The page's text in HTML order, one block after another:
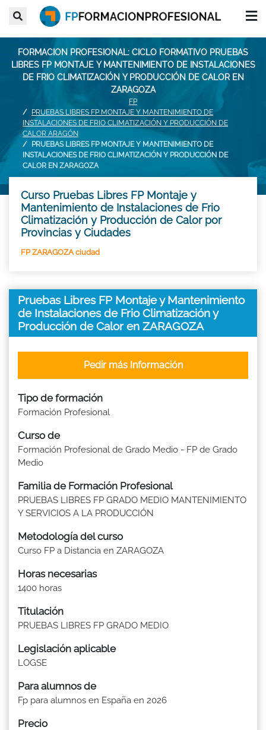
FORMACION PROFESIONAL: CICLO FORMATIVO PRUEBAS
LIBRES FP MONTAJE Y MANTENIMIENTO DE INSTALACIONES
DE FRIO CLIMATIZACIÓN Y PRODUCCIÓN DE CALOR EN
ZARAGOZA
FP
PRUEBAS LIBRES FP MONTAJE Y MANTENIMIENTO DE
INSTALACIONES DE FRIO CLIMATIZACIÓN Y PRODUCCIÓN DE
CALOR ARAGÓN
PRUEBAS LIBRES FP MONTAJE Y MANTENIMIENTO DE
INSTALACIONES DE FRIO CLIMATIZACIÓN Y PRODUCCIÓN DE
CALOR EN ZARAGOZA
Curso Pruebas Libres FP Montaje y
Mantenimiento de Instalaciones de Frio
Climatización y Producción de Calor por
Provincias y Ciudades
FP ZARAGOZA ciudad
Pruebas Libres FP Montaje y Mantenimiento
de Instalaciones de Frio Climatización y
Producción de Calor en ZARAGOZA
Tipo de formación
Formación Profesional
Curso de
Formación Profesional de Grado Medio - FP de Grado
Medio
Familia de Formación Profesional
PRUEBAS LIBRES FP GRADO MEDIO MANTENIMIENTO
Y SERVICIOS A LA PRODUCCIÓN
Metodología del curso
Curso FP a Distancia en ZARAGOZA
Horas necesarias
1400 horas
Titulación
PRUEBAS LIBRES FP GRADO MEDIO
Legislación aplicable
LOGSE
Para alumnos de
Fp para alumnos en España en 2026
Precio
Pedir más Información